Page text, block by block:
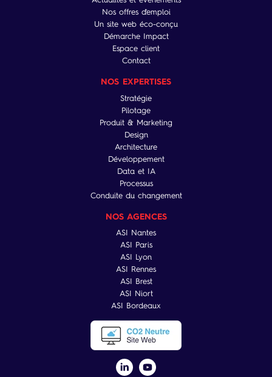
Nos offres d'emploi
Un site web éco-conçu
Démarche Impact
Espace client
Contact
NOS EXPERTISES
Stratégie
Pilotage
Produit & Marketing
Design
Architecture
Développement
Data et IA
Processus
Conduite du changement
NOS AGENCES
ASI Nantes
ASI Paris
ASI Lyon
ASI Rennes
ASI Brest
ASI Niort
ASI Bordeaux